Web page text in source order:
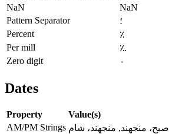
NaN
NaN
Pattern Separator
؛
Percent
٪
Per mill
؉
Zero digit
٠
Dates
Property
Value(s)
AM/PM Strings صبح، منجهند, منجهند، شام